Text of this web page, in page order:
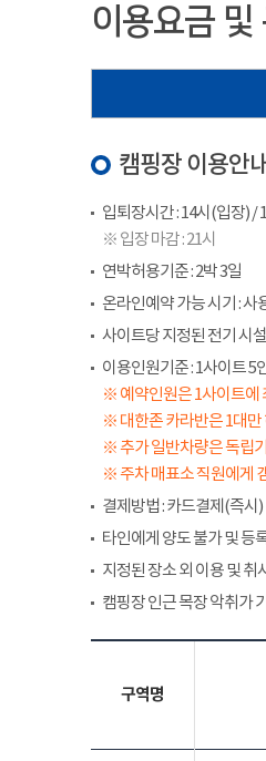
이용요금 및
캠핑장 이용안
입퇴장시간 : 14시(입장) /
※ 입장 마감 : 21시
연박허용기준 : 2박 3일
온라인예약 가능 시기 : 사
사이트당 지정된 전기 시
이용인원기준 : 1사이트 5
※ 예약인원은 1사이트에
※ 대한존 카라반은 1대만
※ 추가 일반차량은 독립
※ 주차 매표소 직원에게
결제방법 : 카드결제(즉시)
타인에게 양도 불가 및 등
지정된 장소 외 이용 및 취
캠핑장 인근 목장 악취가
구역명